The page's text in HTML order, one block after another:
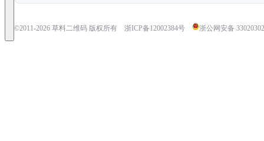
©2011-2026 草料二维码 版权所有 浙ICP备12002384号 浙公网安备